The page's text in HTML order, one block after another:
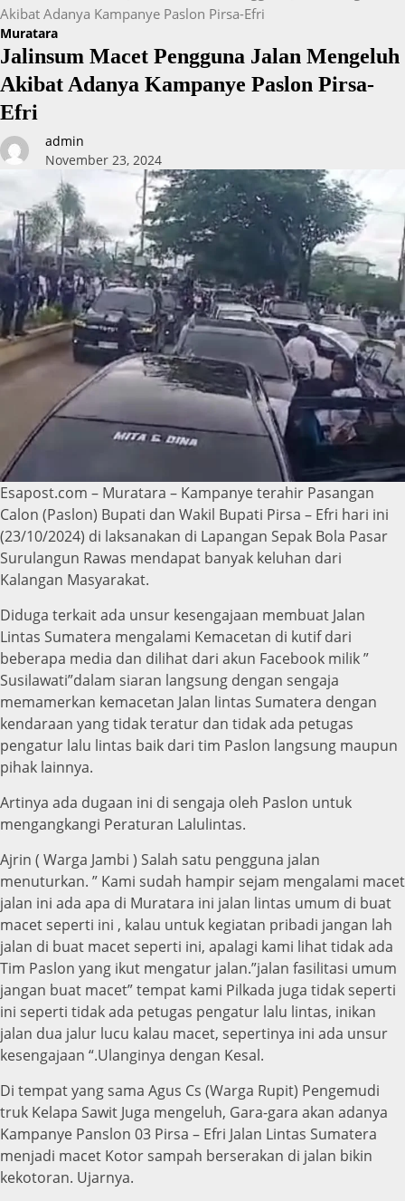
Akibat Adanya Kampanye Paslon Pirsa-Efri
Muratara
Jalinsum Macet Pengguna Jalan Mengeluh
Akibat Adanya Kampanye Paslon Pirsa-
Efri
admin
November 23, 2024
Esapost.com – Muratara – Kampanye terahir Pasangan
Calon (Paslon) Bupati dan Wakil Bupati Pirsa – Efri hari ini
(23/10/2024) di laksanakan di Lapangan Sepak Bola Pasar
Surulangun Rawas mendapat banyak keluhan dari
Kalangan Masyarakat.
Diduga terkait ada unsur kesengajaan membuat Jalan
Lintas Sumatera mengalami Kemacetan di kutif dari
beberapa media dan dilihat dari akun Facebook milik ”
Susilawati”dalam siaran langsung dengan sengaja
memamerkan kemacetan Jalan lintas Sumatera dengan
kendaraan yang tidak teratur dan tidak ada petugas
pengatur lalu lintas baik dari tim Paslon langsung maupun
pihak lainnya.
Artinya ada dugaan ini di sengaja oleh Paslon untuk
mengangkangi Peraturan Lalulintas.
Ajrin ( Warga Jambi ) Salah satu pengguna jalan
menuturkan. ” Kami sudah hampir sejam mengalami macet
jalan ini ada apa di Muratara ini jalan lintas umum di buat
macet seperti ini , kalau untuk kegiatan pribadi jangan lah
jalan di buat macet seperti ini, apalagi kami lihat tidak ada
Tim Paslon yang ikut mengatur jalan.”jalan fasilitasi umum
jangan buat macet” tempat kami Pilkada juga tidak seperti
ini seperti tidak ada petugas pengatur lalu lintas, inikan
jalan dua jalur lucu kalau macet, sepertinya ini ada unsur
kesengajaan “.Ulanginya dengan Kesal.
Di tempat yang sama Agus Cs (Warga Rupit) Pengemudi
truk Kelapa Sawit Juga mengeluh, Gara-gara akan adanya
Kampanye Panslon 03 Pirsa – Efri Jalan Lintas Sumatera
menjadi macet Kotor sampah berserakan di jalan bikin
kekotoran. Ujarnya.